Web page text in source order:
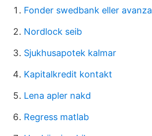
Fonder swedbank eller avanza
Nordlock seib
Sjukhusapotek kalmar
Kapitalkredit kontakt
Lena apler nakd
Regress matlab